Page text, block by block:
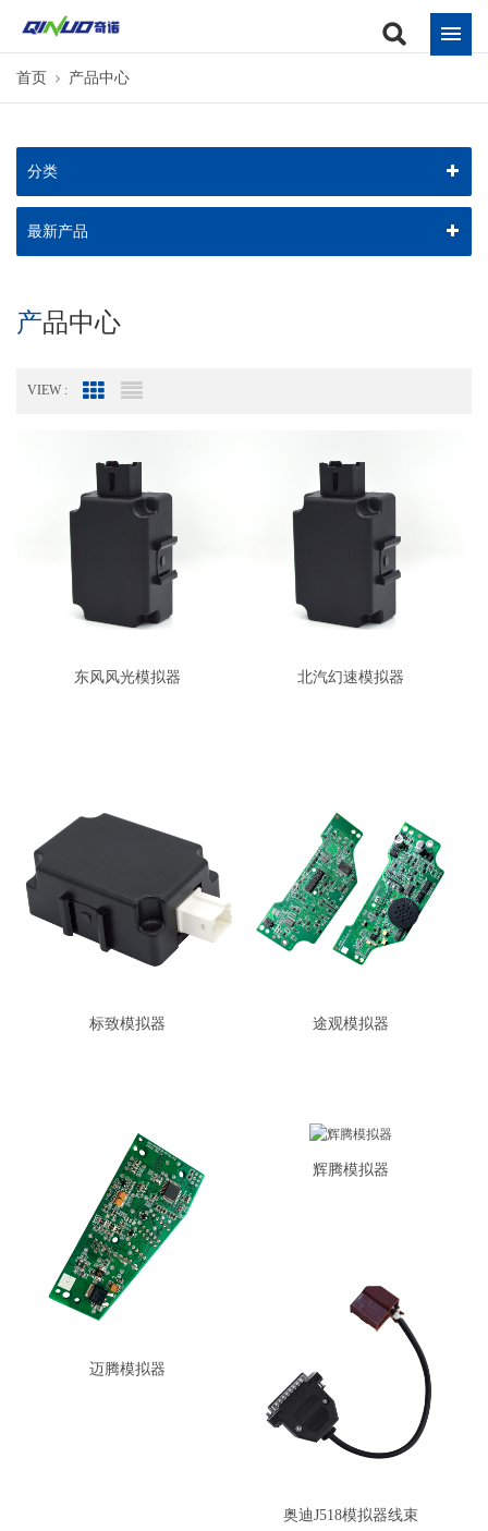
首页 产品中心
分类
最新产品
产品中心
VIEW : Grid View
东风风光模拟器 北汽幻速模拟器
标致模拟器 途观模拟器
迈腾模拟器
辉腾模拟器
奥迪J518模拟器线束